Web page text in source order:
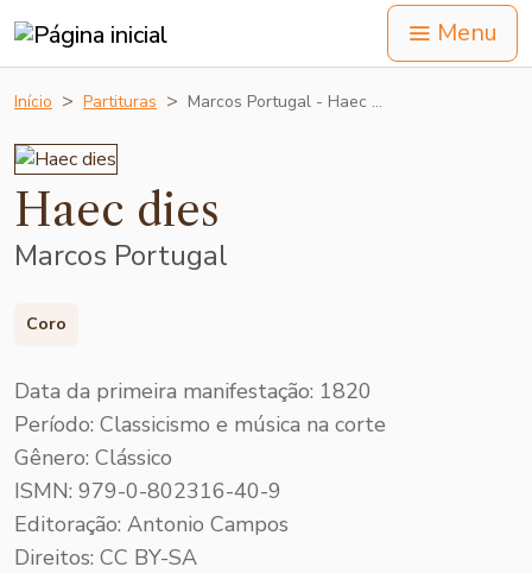
Menu
Início Partituras Marcos Portugal - Haec …
Haec dies
Marcos Portugal
Coro
Data da primeira manifestação: 1820
Período: Classicismo e música na corte
Gênero: Clássico
ISMN: 979-0-802316-40-9
Editoração: Antonio Campos
Direitos: CC BY-SA